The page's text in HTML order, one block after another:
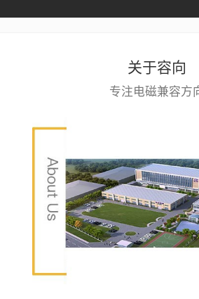
关于容向
专注电磁兼容方